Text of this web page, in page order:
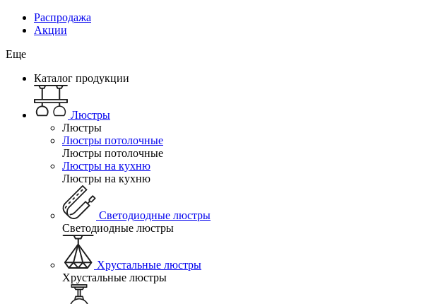
Распродажа
Акции
Еще
Каталог продукции
Люстры
Люстры
Люстры потолочные
Люстры потолочные
Люстры на кухню
Люстры на кухню
Светодиодные люстры
Светодиодные люстры
Хрустальные люстры
Хрустальные люстры